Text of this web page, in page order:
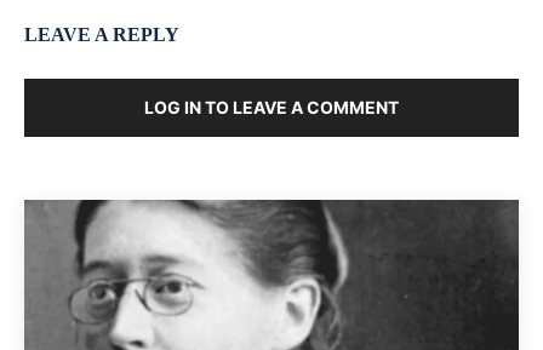
LEAVE A REPLY
LOG IN TO LEAVE A COMMENT